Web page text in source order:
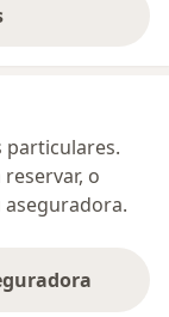
particulares.
o